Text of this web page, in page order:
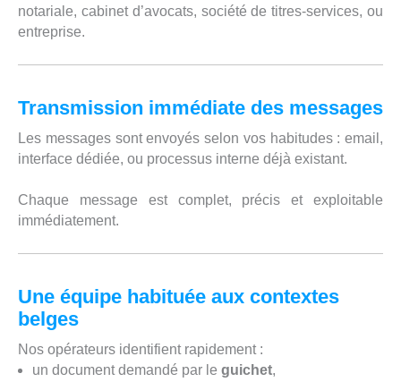
notariale, cabinet d’avocats, société de titres-services, ou
entreprise.
Transmission immédiate des messages
Les messages sont envoyés selon vos habitudes : email,
interface dédiée, ou processus interne déjà existant.
Chaque message est complet, précis et exploitable
immédiatement.
Une équipe habituée aux contextes
belges
Nos opérateurs identifient rapidement :
un document demandé par le guichet,